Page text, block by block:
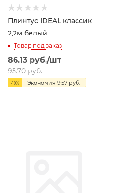
Плинтус IDEAL классик
2,2м белый
Товар под заказ
86.13 руб./шт
95.70руб.
-10% Экономия9.57 руб.